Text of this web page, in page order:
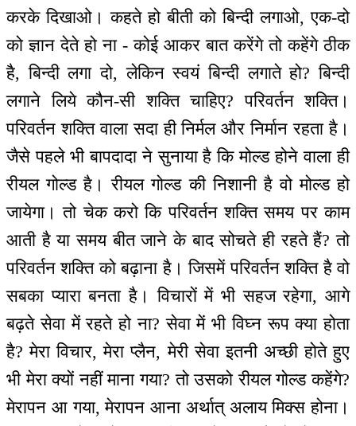
करके दिखाओ। कहते हो बीती को बिन्दी लगाओ, एक-दो
को ज्ञान देते हो ना - कोई आकर बात करेंगे तो कहेंगे ठीक
है, बिन्दी लगा दो, लेकिन स्वयं बिन्दी लगाते हो? बिन्दी
लगाने लिये कौन-सी शक्ति चाहिए? परिवर्तन शक्ति।
परिवर्तन शक्ति वाला सदा ही निर्मल और निर्मान रहता है।
जैसे पहले भी बापदादा ने सुनाया है कि मोल्ड होने वाला ही
रीयल गोल्ड है। रीयल गोल्ड की निशानी है वो मोल्ड हो
जायेगा। तो चेक करो कि परिवर्तन शक्ति समय पर काम
आती है या समय बीत जाने के बाद सोचते ही रहते हैं? तो
परिवर्तन शक्ति को बढ़ाना है। जिसमें परिवर्तन शक्ति है वो
सबका प्यारा बनता है। विचारों में भी सहज रहेगा, आगे
बढ़ते सेवा में रहते हो ना? सेवा में भी विघ्न रूप क्या होता
है? मेरा विचार, मेरा प्लैन, मेरी सेवा इतनी अच्छी होते हुए
भी मेरा क्यों नहीं माना गया? तो उसको रीयल गोल्ड कहेंगे?
मेरापन आ गया, मेरापन आना अर्थात् अलाय मिक्स होना।